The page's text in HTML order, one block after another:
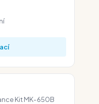
Kit MK-650B